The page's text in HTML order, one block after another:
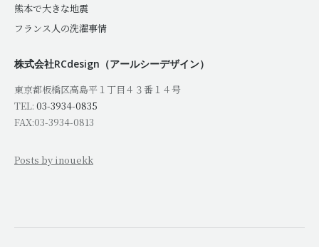
熊本で大きな地震
フランス人の洗濯事情
株式会社RCdesign（アールシーデザイン）
東京都板橋区高島平１丁目４３番１４号
TEL: 03-3934-0835
FAX:03-3934-0813
Posts by inouekk